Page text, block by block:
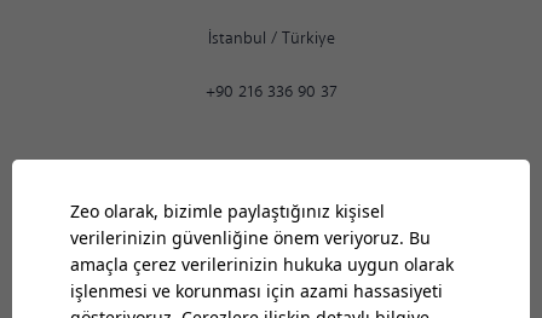
İstanbul / Türkiye
+90 216 336 90 37
Ankara
05:04 AM
9:30-18:30